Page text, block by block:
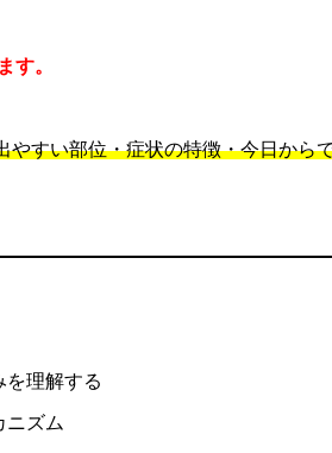
す。
やすい部位・症状の特徴・今日から
理解する
ニズム